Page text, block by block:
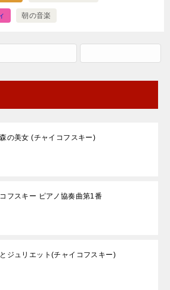
朝の音楽
の美女 (チャイコフスキー)
フスキー ピアノ協奏曲第1番
ジュリエット(チャイコフスキー)